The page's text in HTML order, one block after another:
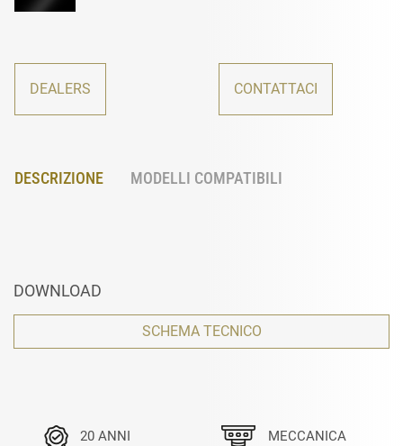
DEALERS CONTATTACI
DESCRIZIONE MODELLI COMPATIBILI
DOWNLOAD
SCHEMA TECNICO
20 ANNI
MECCANICA